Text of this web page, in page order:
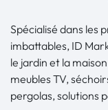
Spécialisé dans les
imbattables, ID
le jardin et la
meubles TV,
pergolas, solutions